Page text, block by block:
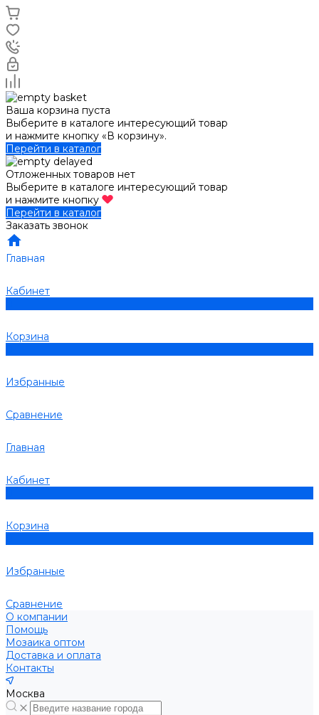
Ваша корзина пуста
Выберите в каталоге интересующий товар
и нажмите кнопку «В корзину».
Перейти в каталог
Отложенных товаров нет
Выберите в каталоге интересующий товар
и нажмите кнопку
Перейти в каталог
Заказать звонок
Главная
Кабинет
Корзина
Избранные
Сравнение
Главная
Кабинет
Корзина
Избранные
Сравнение
О компании
Помощь
Мозаика оптом
Доставка и оплата
Контакты
Москва